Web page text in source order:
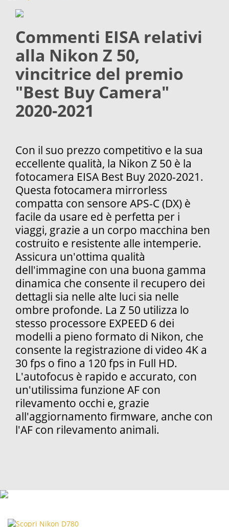
Commenti EISA relativi
alla Nikon Z 50,
vincitrice del premio
"Best Buy Camera"
2020-2021
Con il suo prezzo competitivo e la sua
eccellente qualità, la Nikon Z 50 è la
fotocamera EISA Best Buy 2020-2021.
Questa fotocamera mirrorless
compatta con sensore APS-C (DX) è
facile da usare ed è perfetta per i
viaggi, grazie a un corpo macchina ben
costruito e resistente alle intemperie.
Assicura un'ottima qualità
dell'immagine con una buona gamma
dinamica che consente il recupero dei
dettagli sia nelle alte luci sia nelle
ombre profonde. La Z 50 utilizza lo
stesso processore EXPEED 6 dei
modelli a pieno formato di Nikon, che
consente la registrazione di video 4K a
30 fps o fino a 120 fps in Full HD.
L'autofocus è rapido e accurato, con
un'utilissima funzione AF con
rilevamento occhi e, grazie
all'aggiornamento firmware, anche con
l'AF con rilevamento animali.